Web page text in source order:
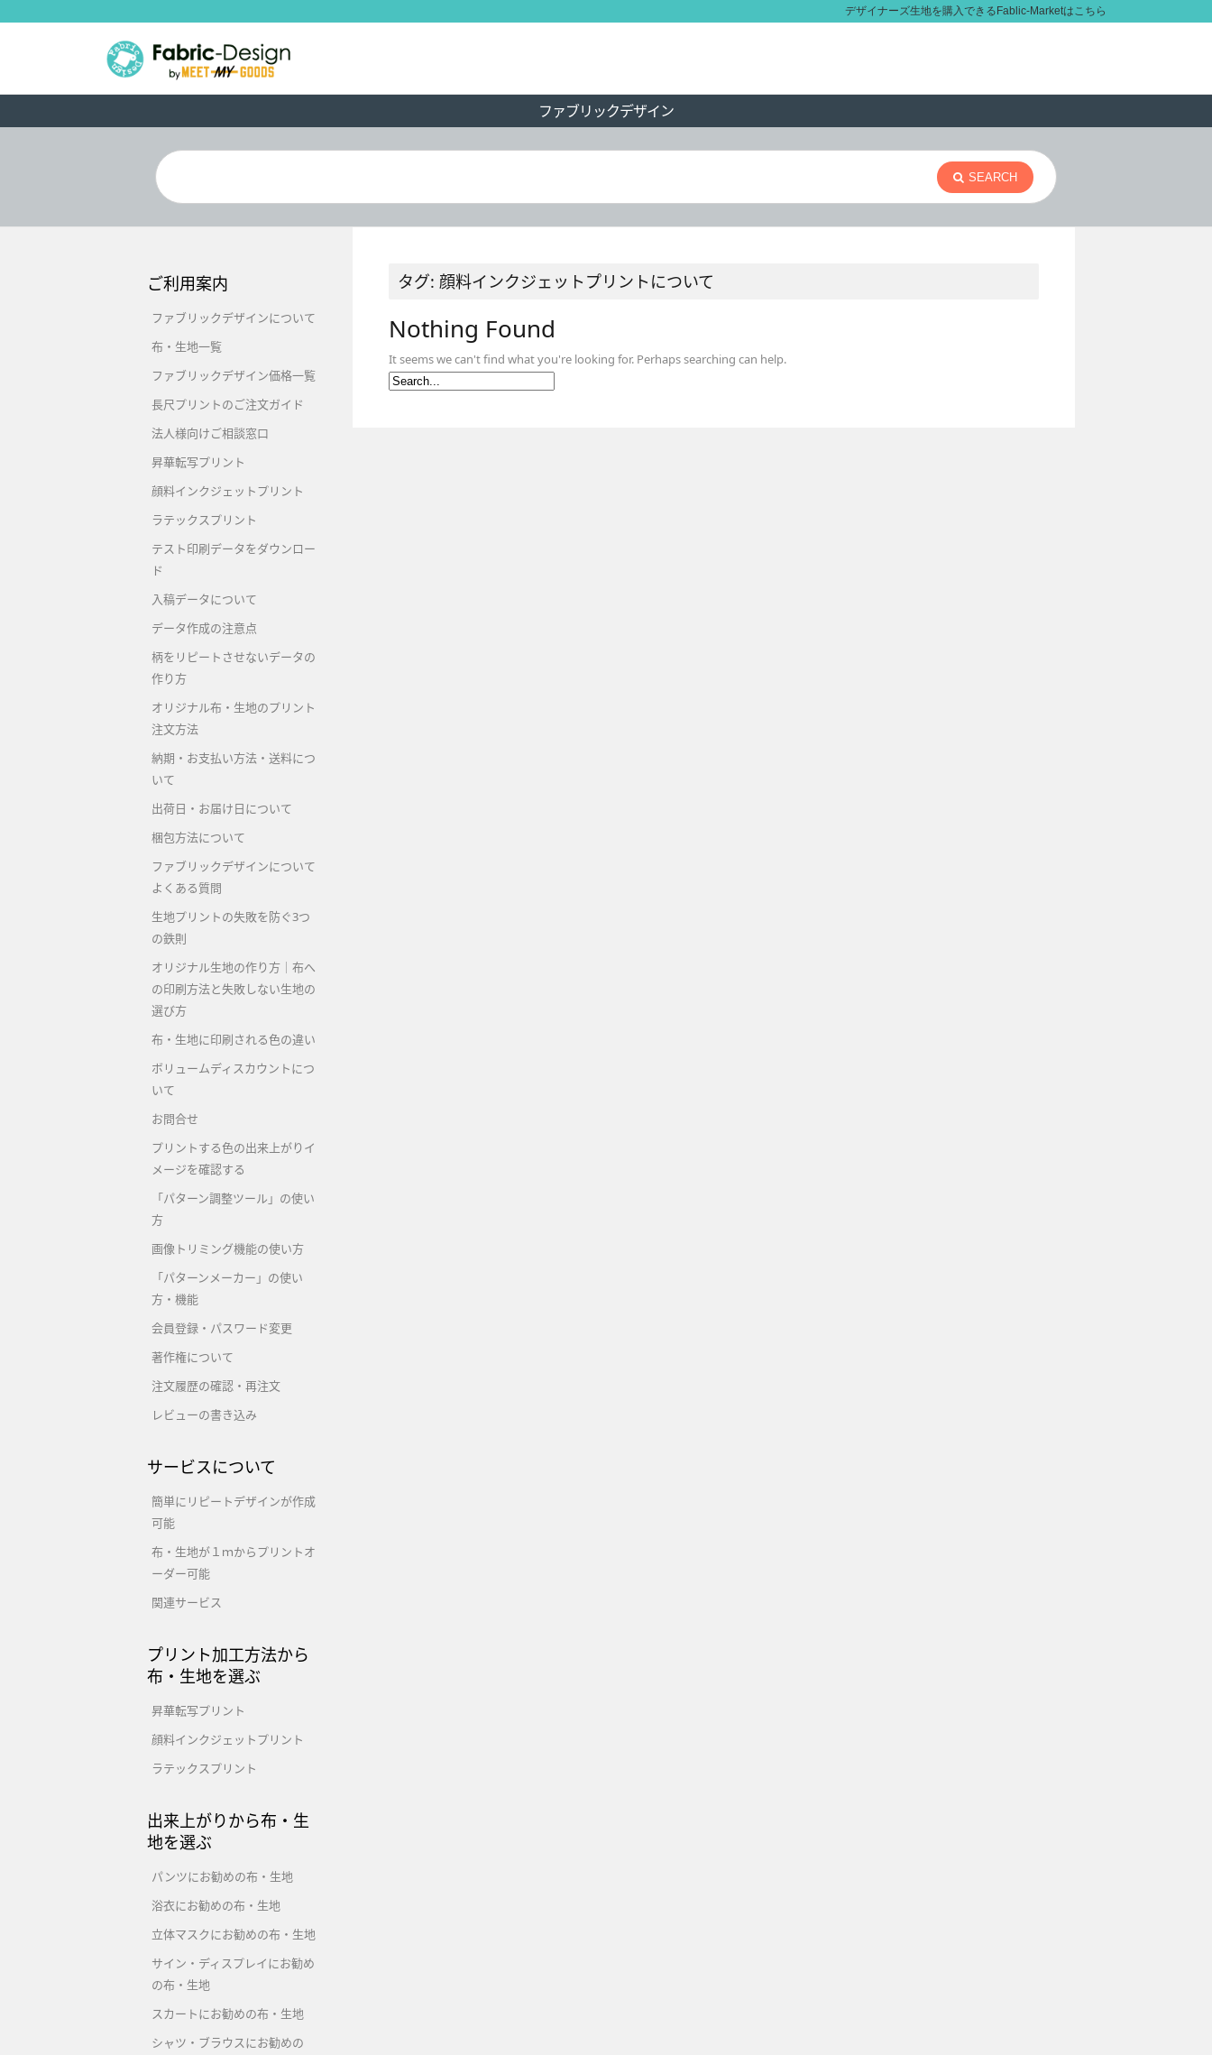
デザイナーズ生地を購入できるFablic-Marketはこちら
ファブリックデザイン
SEARCH
タグ: 顔料インクジェットプリントについて
Nothing Found
It seems we can't find what you're looking for. Perhaps searching can help.
ご利用案内
ファブリックデザインについて
布・生地一覧
ファブリックデザイン価格一覧
長尺プリントのご注文ガイド
法人様向けご相談窓口
昇華転写プリント
顔料インクジェットプリント
ラテックスプリント
テスト印刷データをダウンロー
ド
入稿データについて
データ作成の注意点
柄をリピートさせないデータの
作り方
オリジナル布・生地のプリント
注文方法
納期・お支払い方法・送料につ
いて
出荷日・お届け日について
梱包方法について
ファブリックデザインについて
よくある質問
生地プリントの失敗を防ぐ3つ
の鉄則
オリジナル生地の作り方｜布へ
の印刷方法と失敗しない生地の
選び方
布・生地に印刷される色の違い
ボリュームディスカウントにつ
いて
お問合せ
プリントする色の出来上がりイ
メージを確認する
「パターン調整ツール」の使い
方
画像トリミング機能の使い方
「パターンメーカー」の使い
方・機能
会員登録・パスワード変更
著作権について
注文履歴の確認・再注文
レビューの書き込み
サービスについて
簡単にリピートデザインが作成
可能
布・生地が１ｍからプリントオ
ーダー可能
関連サービス
プリント加工方法から
布・生地を選ぶ
昇華転写プリント
顔料インクジェットプリント
ラテックスプリント
出来上がりから布・生
地を選ぶ
パンツにお勧めの布・生地
浴衣にお勧めの布・生地
立体マスクにお勧めの布・生地
サイン・ディスプレイにお勧め
の布・生地
スカートにお勧めの布・生地
シャツ・ブラウスにお勧めの